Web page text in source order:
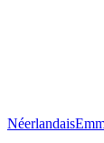
Néerlandais